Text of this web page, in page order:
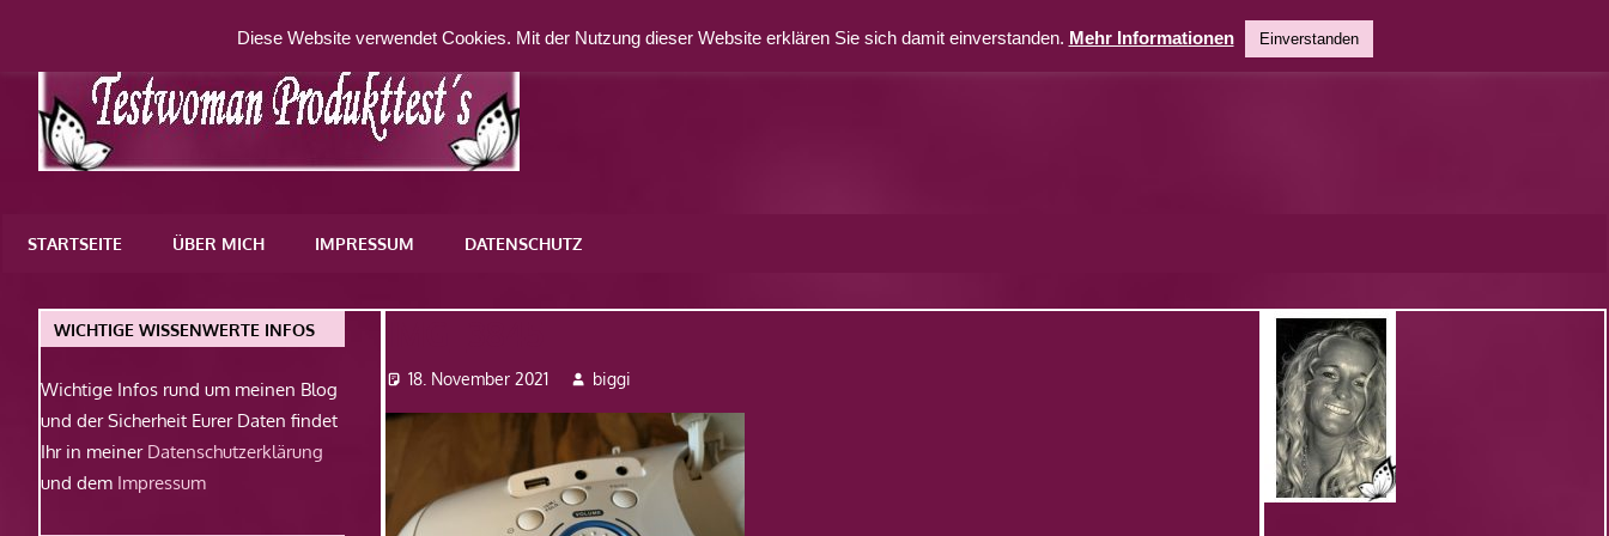
springen
WordPress-
STARTSEITE ÜBER MICH IMPRESSUM DATENSCHUTZ
18. November 2021 biggi
WICHTIGE WISSENWERTE INFOS
Wichtige Infos rund um meinen Blog
und der Sicherheit Eurer Daten findet
Ihr in meiner Datenschutzerklärung
und dem Impressum
Diese Website verwendet Cookies. Mit der Nutzung dieser Website erklären Sie sich damit einverstanden. Mehr Informationen Einverstanden